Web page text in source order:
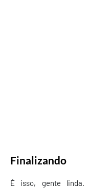
Finalizando
É isso, gente linda.